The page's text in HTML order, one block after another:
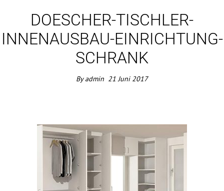
DOESCHER-TISCHLER-
INNENAUSBAU-EINRICHTUNG-
SCHRANK
Byadmin 21 Juni 2017